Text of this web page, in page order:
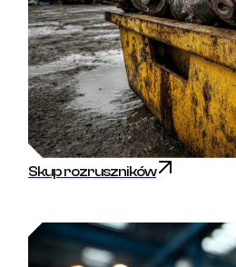
Skup rozruszników